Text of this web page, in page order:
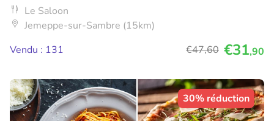
Le Saloon
Jemeppe-sur-Sambre (15km)
Vendu : 131
€47,60 €31,90
30% réduction